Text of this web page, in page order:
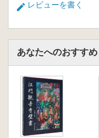
り、例として、プ
作)、東京国立博物
(董其昌作)などが挙
体例としては、メ
『草書 致方士琯書
美術館所蔵の『行
プリンストン大学
香」室名』(伊秉綬
レビューを書く
あなたへのおすすめ